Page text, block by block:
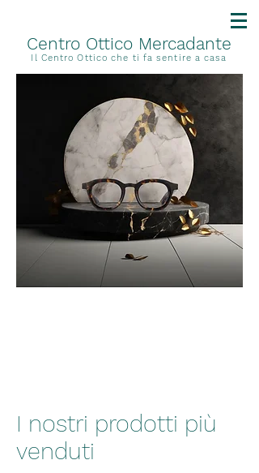
Centro Ottico Mercadante
Il Centro Ottico che ti fa sentire a casa
I nostri prodotti più
venduti